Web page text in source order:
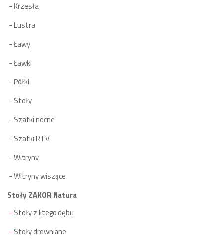
Krzesła
Lustra
Ławy
Ławki
Półki
Stoły
Szafki nocne
Szafki RTV
Witryny
Witryny wiszące
Stoły ZAKOR Natura
Stoły z litego dębu
Stoły drewniane